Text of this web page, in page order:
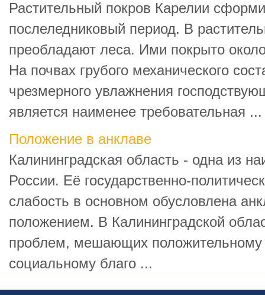
Растительный покров Карелии
послеледниковый период. В
преобладают леса. Ими покрыто
На почвах грубого механического
чрезмерного увлажнения
является наименее требовательная ...
Положение в анклаве
Калининградская область - одна из
России. Её государственно-
слабость в основном обусловлена
положением. В Калининградской
проблем, мешающих положительному
социальному благо ...